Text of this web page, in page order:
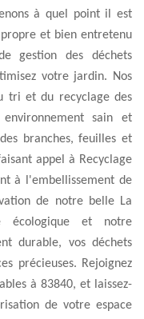
à quel point il est
et bien entretenu
gestion des déchets
votre jardin. Nos
tri et du recyclage des
sain et
branches, feuilles et
appel à Recyclage
à l'embellissement de
de notre belle La
écologique et notre
durable, vos déchets
précieuses. Rejoignez
à 83840, et laissez-
de votre espace